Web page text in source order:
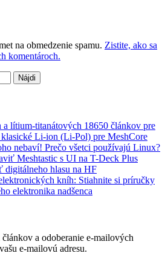
na obmedzenie spamu. Zistite, ako sa
komentároch.
lítium-titanátových 18650 článkov pre
Li-ion (Li-Pol) pre MeshCore
nebaví! Prečo všetci používajú Linux?
Meshtastic s UI na T-Deck Plus
hlasu na HF
kníh: Stiahnite si príručky
elektronika nadšenca
a odoberanie e-mailových
e-mailovú adresu.